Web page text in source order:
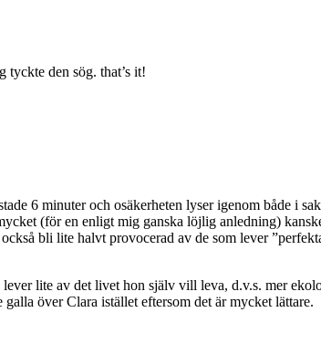
tyckte den sög. that’s it!
6 minuter och osäkerheten lyser igenom både i
(för en enligt mig ganska löjlig anledning)
bli lite halvt provocerad av de som lever
lite av det livet hon själv vill leva, d.v.s. mer
över Clara istället eftersom det är mycket lättare.